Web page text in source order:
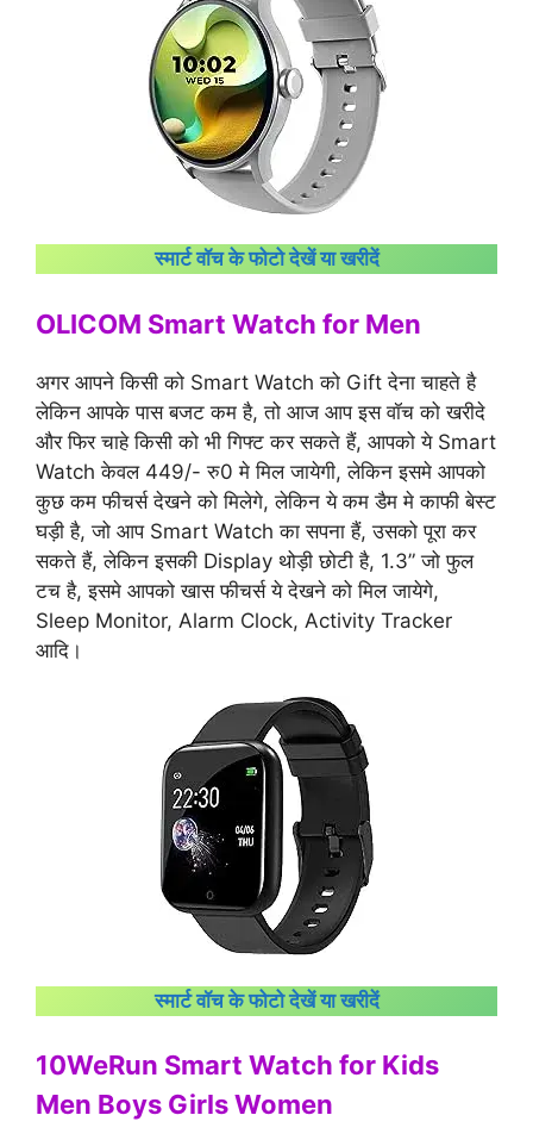
स्मार्ट वॉच के फोटो देखें या खरीदें
OLICOM Smart Watch for Men
अगर आपने किसी को Smart Watch को Gift देना चाहते है
लेकिन आपके पास बजट कम है, तो आज आप इस वॉच को खरीदे
और फिर चाहे किसी को भी गिफ्ट कर सकते हैं, आपको ये Smart
Watch केवल 449/- रु0 मे मिल जायेगी, लेकिन इसमे आपको
कुछ कम फीचर्स देखने को मिलेगे, लेकिन ये कम डैम मे काफी बेस्ट
घड़ी है, जो आप Smart Watch का सपना हैं, उसको पूरा कर
सकते हैं, लेकिन इसकी Display थोड़ी छोटी है, 1.3” जो फुल
टच है, इसमे आपको खास फीचर्स ये देखने को मिल जायेगे,
Sleep Monitor, Alarm Clock, Activity Tracker
आदि।
स्मार्ट वॉच के फोटो देखें या खरीदें
10WeRun Smart Watch for Kids
Men Boys Girls Women